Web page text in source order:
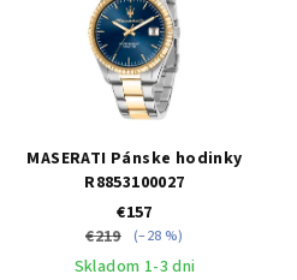
MASERATI Pánske hodinky
R8853100027
€157
€219 (–28 %)
Skladom 1-3 dni